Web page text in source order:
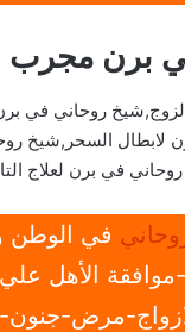
برن مجرب
روحاني في
لابطال السحر,شيخ
في برن لعلاج
في الوطن
موافقة الأهل
مرض-